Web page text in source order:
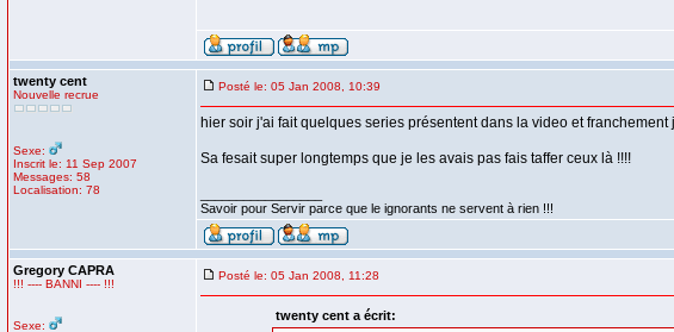
twenty cent
Nouvelle recrue
Sexe:
Inscrit le: 11 Sep 2007
Messages: 58
Localisation: 78
Posté le: 05 Jan 2008, 10:39
hier soir j'ai fait quelques series présentent dans la video et
Sa fesait super longtemps que je les avais pas fais taffer ceux là !!!!
Savoir pour Servir parce que le ignorants ne servent à rien !!!
Gregory CAPRA
!!! ---- BANNI ---- !!!
Sexe:
Posté le: 05 Jan 2008, 11:28
twenty cent a écrit: